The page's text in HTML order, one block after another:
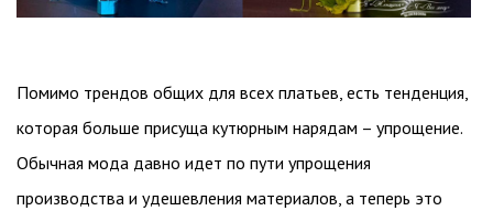
Помимо трендов общих для всех платьев, есть тенденция,
которая больше присуща кутюрным нарядам – упрощение.
Обычная мода давно идет по пути упрощения
производства и удешевления материалов, а теперь это